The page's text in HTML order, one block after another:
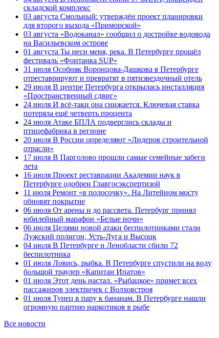
складской комплекс
03 августа Смольный: утверждён проект планировки
для второго выхода «Приморской»
03 августа «Водоканал» сообщил о достройке водовода
на Васильевском острове
01 августа Ты неси меня, река. В Петербурге прошёл
фестиваль «Фонтанка SUP»
31 июля Особняк Воронцова-Дашкова в Петербурге
отреставрируют и превратят в пятизвездочный отель
29 июля В центре Петербурга открылась инсталляция
«Пространственный сдвиг»
24 июля И всё-таки она снижается. Ключевая ставка
потеряла ещё четверть процента
24 июля Атаке БПЛА подверглись склады и
птицефабрика в регионе
20 июля В России определяют «Лидеров строительной
отрасли»
17 июля В Парголово прошли самые семейные забеги
лета
16 июля Проект реставрации Академии наук в
Петербурге одобрен Главгосэкспертизой
11 июля Ремонт «в полосочку». На Литейном мосту
обновят покрытие
06 июля От арены и до рассвета. Петербург принял
юбилейный марафон «Белые ночи»
06 июля Целями новой атаки беспилотниками стали
Лужский полигон, Усть-Луга и Высоцк
04 июля В Петербурге и Ленобласти сбили 72
беспилотника
01 июля Ловись, рыбка. В Петербурге спустили на воду
большой траулер «Капитан Ипатов»
01 июля Этот день настал. «Рыбацкое» примет всех
пассажиров электричек с Волховстроя
01 июля Тунец в пару к бананам. В Петербурге нашли
огромную партию наркотиков в рыбе
Все новости